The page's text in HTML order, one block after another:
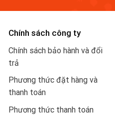
Chính sách công ty
Chính sách bảo hành và đổi
trả
Phương thức đặt hàng và
thanh toán
Phương thức thanh toán